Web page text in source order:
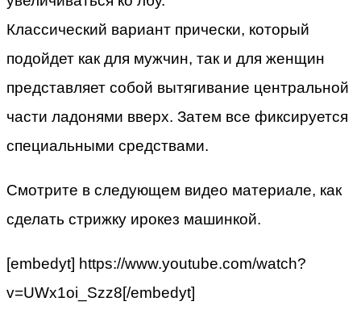
Классический вариант прически, который
подойдет как для мужчин, так и для женщин
представляет собой вытягивание центральной
части ладонями вверх. Затем все фиксируется
специальными средствами.
Смотрите в следующем видео материале, как
сделать стрижку ирокез машинкой.
[embedyt] https://www.youtube.com/watch?
v=UWx1oi_Szz8[/embedyt]